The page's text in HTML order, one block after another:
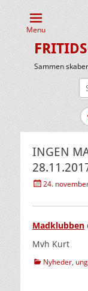
Menu
Sammen
INGEN
Udgivet
24.
Madklubben
Mvh Kurt
kategorier
Nyheder,